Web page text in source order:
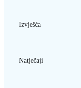
Izvješća
Natječaji